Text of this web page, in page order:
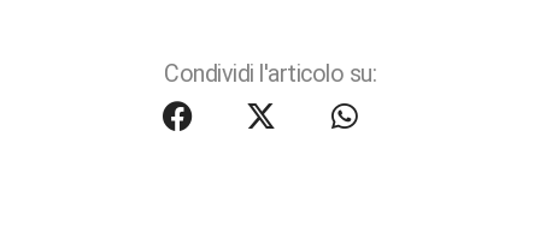
Condividi l'articolo su: